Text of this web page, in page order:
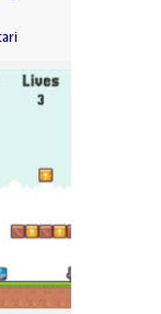
2d
el PEC 2 – Amanita Boy